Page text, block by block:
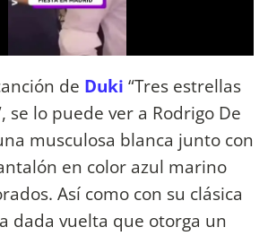
de Duki “Tres estrellas
se lo puede ver a Rodrigo De
musculosa blanca junto con
en color azul marino
Así como con su clásica
dada vuelta que otorga un